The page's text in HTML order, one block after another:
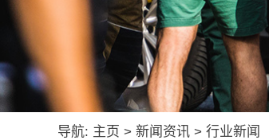
导航: 主页 > 新闻资讯 > 行业新闻